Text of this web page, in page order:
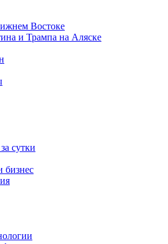
Востоке
и Трампа на Аляске
сутки
бизнес